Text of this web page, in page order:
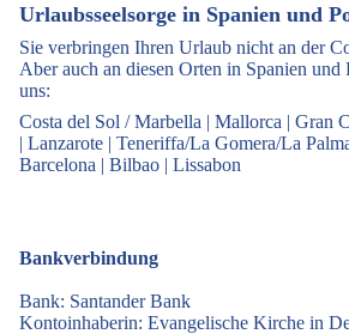
Urlaubsseelsorge in Spanien und
Sie verbringen Ihren Urlaub nicht an der
Aber auch an diesen Orten in Spanien und
uns:
Costa del Sol / Marbella | Mallorca | Gran
| Lanzarote | Teneriffa/La Gomera/La
Barcelona | Bilbao | Lissabon
Bankverbindung
Bank: Santander Bank
Kontoinhaberin: Evangelische Kirche in